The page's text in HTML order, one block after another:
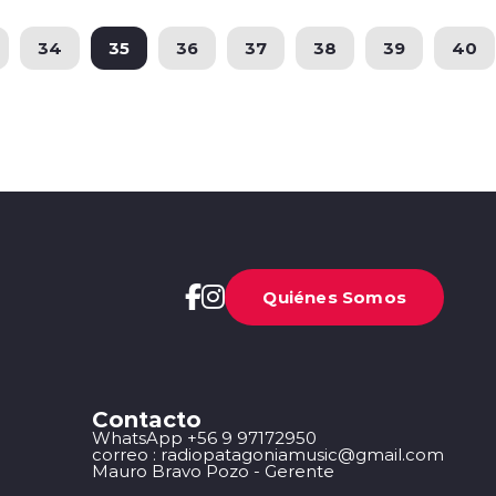
34 35 36 37 38 39 40
Quiénes Somos
Contacto
WhatsApp +56 9 97172950
correo : radiopatagoniamusic@gmail.com
Mauro Bravo Pozo - Gerente